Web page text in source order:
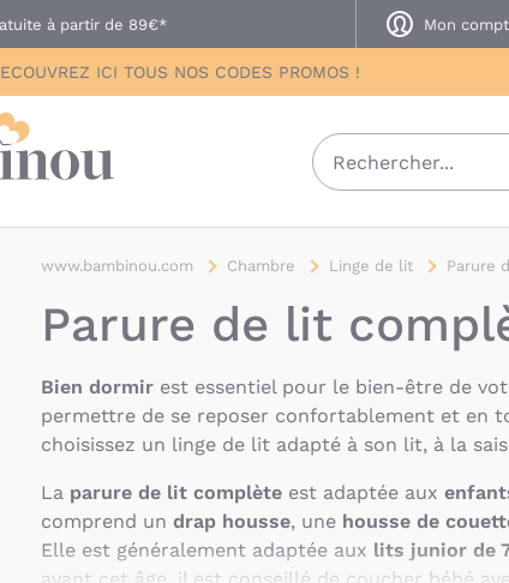
à partir de 89€* Mon
ICI TOUS NOS CODES PROMOS !
www.bambinou.com Chambre Linge de lit Parure
Parure de lit
Bien dormir est essentiel pour le bien-être de
permettre de se reposer confortablement et en
choisissez un linge de lit adapté à son lit, à la
La parure de lit complète est adaptée aux
comprend un drap housse, une housse de
Elle est généralement adaptée aux lits junior de